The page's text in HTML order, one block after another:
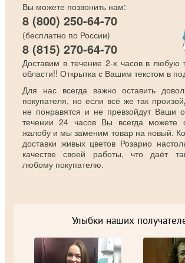
Вы можете позвонить нам:
8 (800) 250-64-70
(бесплатно по России)
8 (815) 270-64-70
Доставим в течение 2-х часов в любую
области!! Открытка с Вашим текстом в
Для нас всегда важно оставить
покупателя, но если всё же так
не понравятся и не превзойдут Ваши
течении 24 часов Вы всегда можете
жалобу и мы заменим товар на новый.
доставки живых цветов Розарио
качестве своей работы, что даёт
любому покупателю.
Улыбки наших